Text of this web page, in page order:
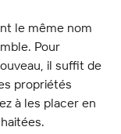
le même nom
Pour
il suffit de
propriétés
à les placer en